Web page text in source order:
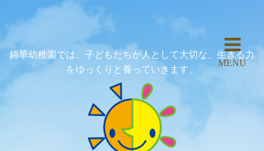
錦華幼稚園では、子どもたちが人として大切な、生きる力
をゆっくりと養っていきます。
MENU